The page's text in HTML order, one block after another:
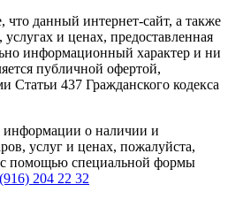
данный интернет-сайт, а также
и ценах, предоставленная
информационный характер и ни
публичной офертой,
Статьи 437 Гражданского кодекса
информации о наличии и
услуг и ценах, пожалуйста,
помощью специальной формы
204 22 32